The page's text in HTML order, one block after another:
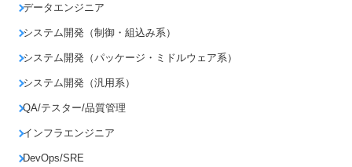
データエンジニア
システム開発（制御・組込み系）
システム開発（パッケージ・ミドルウェア系）
システム開発（汎用系）
QA/テスター/品質管理
インフラエンジニア
DevOps/SRE